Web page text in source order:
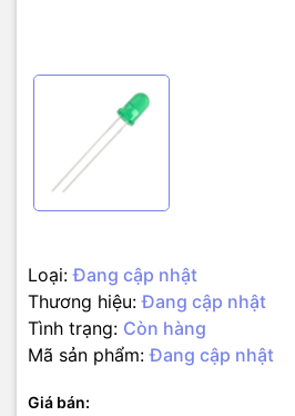
Loại: Đang cập nhật
Thương hiệu: Đang cập nhật
Tình trạng: Còn hàng
Mã sản phẩm: Đang cập nhật
Giá bán:
Cách tính trở cho led